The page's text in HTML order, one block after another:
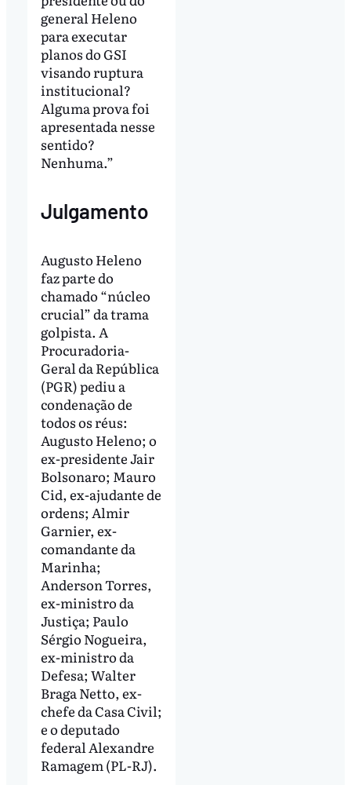
general Heleno
para executar
planos do GSI
visando ruptura
institucional?
Alguma prova foi
apresentada nesse
sentido?
Nenhuma.”
Julgamento
Augusto Heleno
faz parte do
chamado “núcleo
crucial” da trama
golpista. A
Procuradoria-
Geral da República
(PGR) pediu a
condenação de
todos os réus:
Augusto Heleno; o
ex-presidente Jair
Bolsonaro; Mauro
Cid, ex-ajudante de
ordens; Almir
Garnier, ex-
comandante da
Marinha;
Anderson Torres,
ex-ministro da
Justiça; Paulo
Sérgio Nogueira,
ex-ministro da
Defesa; Walter
Braga Netto, ex-
chefe da Casa Civil;
e o deputado
federal Alexandre
Ramagem (PL-RJ).